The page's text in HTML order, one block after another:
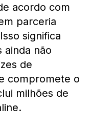
acordo com
parceria
significa
ainda não
de
compromete o
milhões de